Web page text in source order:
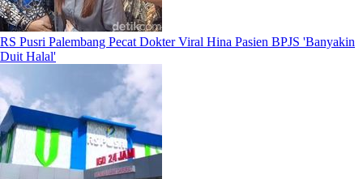
RS Pusri Palembang Pecat Dokter Viral Hina Pasien BPJS 'Banyakin
Duit Halal'